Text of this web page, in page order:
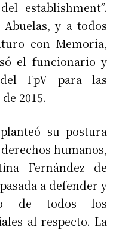
establishment”.
y a todos
con Memoria,
el funcionario y
FpV para las
2015.
su postura
humanos,
Fernández de
a defender y
de todos los
al respecto. La